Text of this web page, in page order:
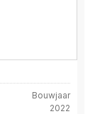
Bouwjaar
2022